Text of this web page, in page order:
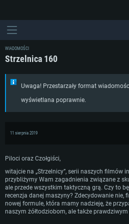
WYMAGANIA
For PC
WIADOMOŚCI
Strzelnica 160
Uwaga! Przestarzały format
wyświetlana poprawnie.
11 sierpnia 2019
Piloci oraz Czołgiści,
witajcie na „Strzelnicy”, serii naszych filmów
przybliżymy Wam zagadnienia związane z
ale przede wszystkim taktyczną grą. Czy to
recenzja danej maszyny? Zdecydowanie nie,
nowej formule, która mamy nadzieję, że
naszym żółtodziobom, ale także